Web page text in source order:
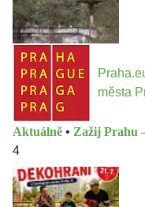
města
Aktuálně • Zažij Prahu
4